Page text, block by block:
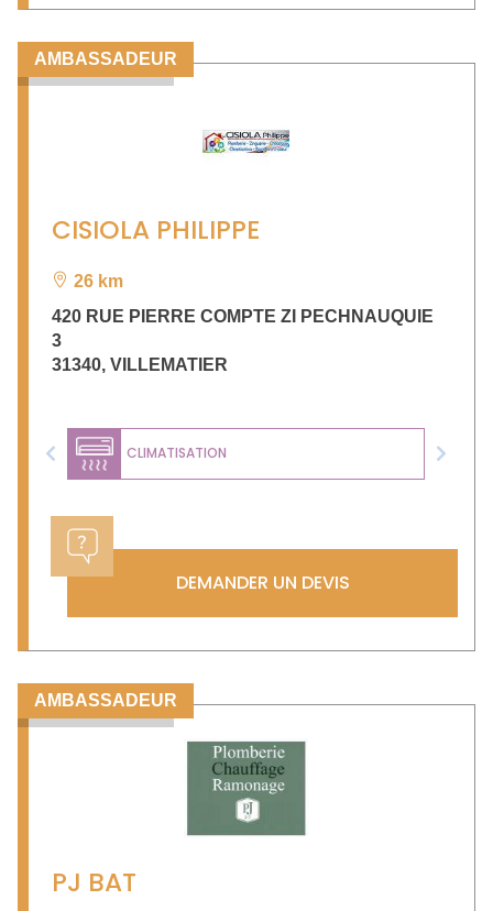
AMBASSADEUR
CISIOLA PHILIPPE
26 km
420 RUE PIERRE COMPTE ZI PECHNAUQUIE
3
31340, VILLEMATIER
CLIMATISATION
Previous Next
DEMANDER UN DEVIS
AMBASSADEUR
PJ BAT